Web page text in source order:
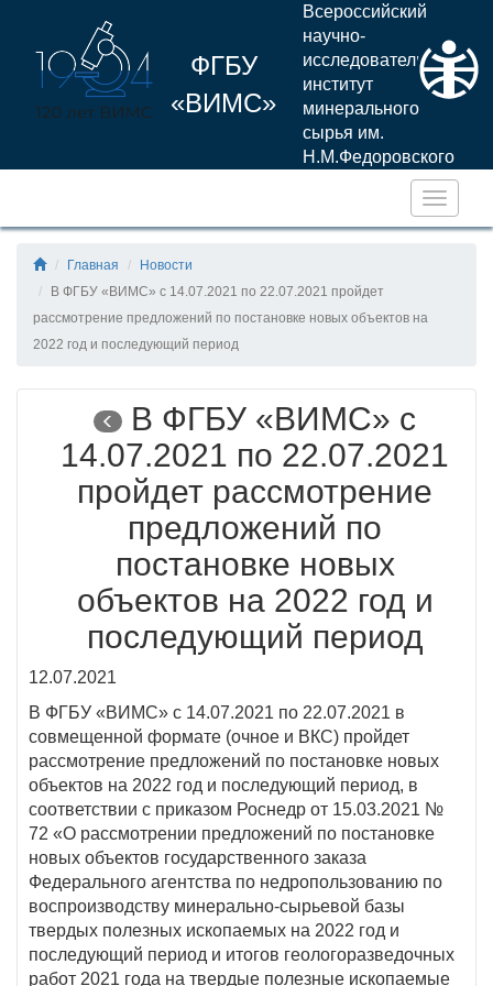
ФГБУ
«ВИМС»
Всероссийский
научно-
исследовательский
институт
минерального
сырья им.
Н.М.Федоровского
Главная
Новости
В ФГБУ «ВИМС» с 14.07.2021 по 22.07.2021 пройдет
рассмотрение предложений по постановке новых объектов на
2022 год и последующий период
В ФГБУ «ВИМС» с
14.07.2021 по 22.07.2021
пройдет рассмотрение
предложений по
постановке новых
объектов на 2022 год и
последующий период
12.07.2021
В ФГБУ «ВИМС» с 14.07.2021 по 22.07.2021 в
совмещенной формате (очное и ВКС) пройдет
рассмотрение предложений по постановке новых
объектов на 2022 год и последующий период, в
соответствии с приказом Роснедр от 15.03.2021 №
72 «О рассмотрении предложений по постановке
новых объектов государственного заказа
Федерального агентства по недропользованию по
воспроизводству минерально-сырьевой базы
твердых полезных ископаемых на 2022 год и
последующий период и итогов геологоразведочных
работ 2021 года на твердые полезные ископаемые